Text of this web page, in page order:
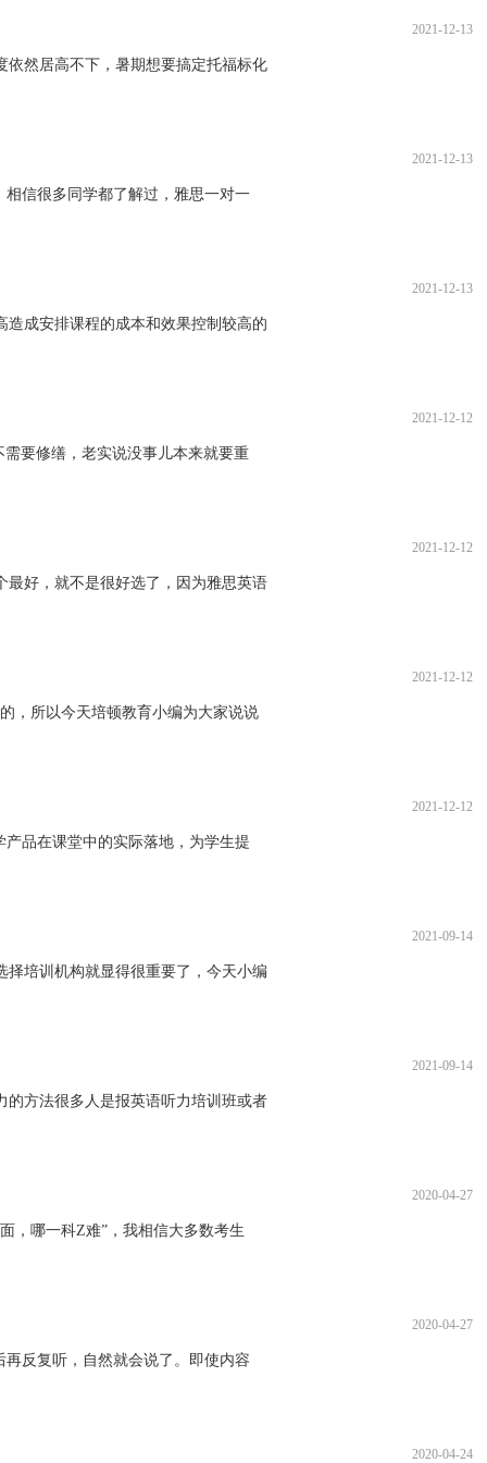
2021-12-13
然居高不下，暑期想要搞定托福标化
2021-12-13
信很多同学都了解过，雅思一对一
2021-12-13
成安排课程的成本和效果控制较高的
2021-12-12
要修缮，老实说没事儿本来就要重
2021-12-12
好，就不是很好选了，因为雅思英语
2021-12-12
，所以今天培顿教育小编为大家说说
2021-12-12
品在课堂中的实际落地，为学生提
2021-09-14
培训机构就显得很重要了，今天小编
2021-09-14
方法很多人是报英语听力培训班或者
2020-04-27
，哪一科Z难”，我相信大多数考生
2020-04-27
反复听，自然就会说了。即使内容
2020-04-24